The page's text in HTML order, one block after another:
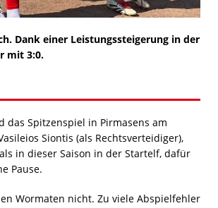
Dank einer Leistungssteigerung in der
mit 3:0.
Spitzenspiel in Pirmasens am
Siontis (als Rechtsverteidiger),
in dieser Saison in der Startelf, dafür
Pause.
Wormaten nicht. Zu viele Abspielfehler